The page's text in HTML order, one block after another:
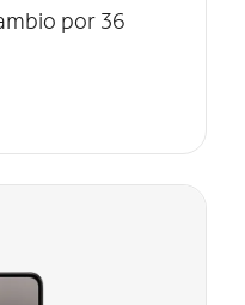
por 36